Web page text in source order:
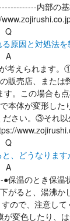
内部
Q
原因と対処法を
A
えられます
売店、また
。この場合
体が変形し
さい。③それ
Q
、どうなりま
A
温のとき保
ると、湯沸
で、注意し
変色したり、